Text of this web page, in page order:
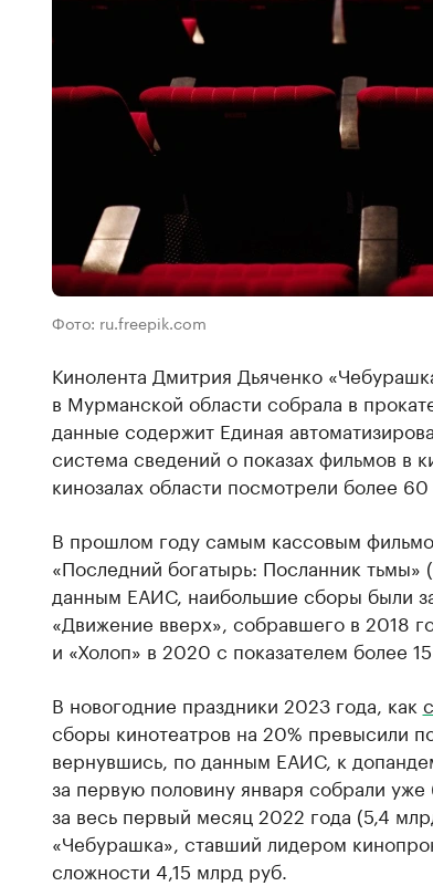
Фото: ru.freepik.com
Кинолента Дмитрия Дьяченко
в Мурманской области собрала в
данные содержит Единая
система сведений о показах фильмов в
кинозалах области посмотрели более 60
В прошлом году самым кассовым
«Последний богатырь: Посланник
данным ЕАИС, наибольшие сборы были
«Движение вверх», собравшего в 2018
и «Холоп» в 2020 с показателем более
В новогодние праздники 2023 года, как
сборы кинотеатров на 20% превысили
вернувшись, по данным ЕАИС, к
за первую половину января собрали
за весь первый месяц 2022 года (5,4
«Чебурашка», ставший лидером
сложности 4,15 млрд руб.